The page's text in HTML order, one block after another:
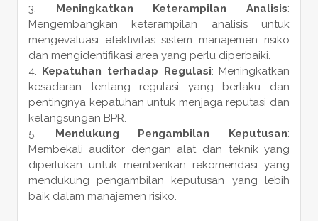
Meningkatkan Keterampilan Analisis:
Mengembangkan keterampilan analisis untuk
mengevaluasi efektivitas sistem manajemen risiko
dan mengidentifikasi area yang perlu diperbaiki.
Kepatuhan terhadap Regulasi: Meningkatkan
kesadaran tentang regulasi yang berlaku dan
pentingnya kepatuhan untuk menjaga reputasi dan
kelangsungan BPR.
Mendukung Pengambilan Keputusan:
Membekali auditor dengan alat dan teknik yang
diperlukan untuk memberikan rekomendasi yang
mendukung pengambilan keputusan yang lebih
baik dalam manajemen risiko.